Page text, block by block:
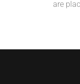
are